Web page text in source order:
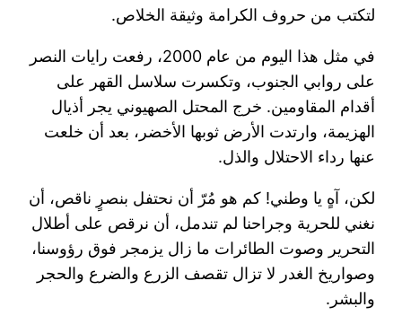
لتكتب من حروف الكرامة وثيقة الخلاص.
في مثل هذا اليوم من عام 2000، رفعت رايات النصر
على روابي الجنوب، وتكسرت سلاسل القهر على
أقدام المقاومين. خرج المحتل الصهيوني يجر أذيال
الهزيمة، وارتدت الأرض ثوبها الأخضر، بعد أن خلعت
عنها رداء الاحتلال والذل.
لكن، آهٍ يا وطني! كم هو مُرّ أن نحتفل بنصرٍ ناقص، أن
نغني للحرية وجراحنا لم تندمل، أن نرقص على أطلال
التحرير وصوت الطائرات ما زال يزمجر فوق رؤوسنا،
وصواريخ الغدر لا تزال تقصف الزرع والضرع والحجر
والبشر.